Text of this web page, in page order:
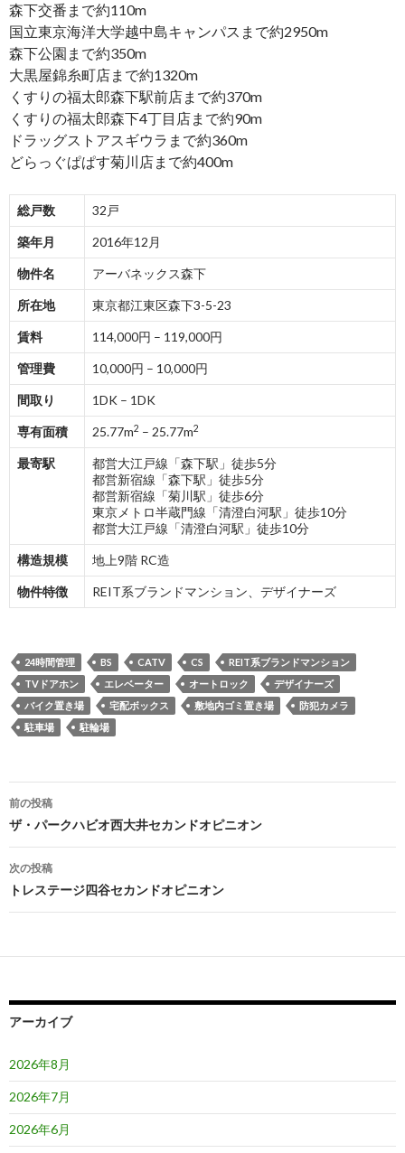
森下交番まで約110m
国立東京海洋大学越中島キャンパスまで約2950m
森下公園まで約350m
大黒屋錦糸町店まで約1320m
くすりの福太郎森下駅前店まで約370m
くすりの福太郎森下4丁目店まで約90m
ドラッグストアスギウラまで約360m
どらっぐぱぱす菊川店まで約400m
総戸数 32戸
築年月 2016年12月
物件名 アーバネックス森下
所在地 東京都江東区森下3-5-23
賃料 114,000円 – 119,000円
管理費 10,000円 – 10,000円
間取り 1DK – 1DK
専有面積 25.77m2 – 25.77m2
最寄駅
都営大江戸線「森下駅」徒歩5分
都営新宿線「森下駅」徒歩5分
都営新宿線「菊川駅」徒歩6分
東京メトロ半蔵門線「清澄白河駅」徒歩10分
都営大江戸線「清澄白河駅」徒歩10分
構造規模 地上9階 RC造
物件特徴 REIT系ブランドマンション、デザイナーズ
24時間管理 BS CATV CS
REIT系ブランドマンション
TVドアホン
エレベーター オートロック
デザイナーズ
バイク置き場
宅配ボックス 敷地内ゴミ置き場
防犯カメラ
駐車場
駐輪場
投
稿
ナ
ビ
ゲ
ー
ョ
前の投稿
ザ・パークハビオ西大井セカンドオピニオン
次の投稿
トレステージ四谷セカンドオピニオン
アーカイブ
2026年8月
2026年7月
2026年6月